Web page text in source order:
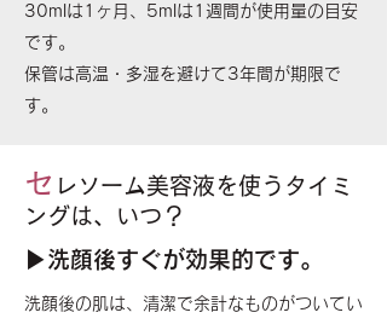
30mlは1ヶ月、5mlは1週間が使用量の目安
です。
保管は高温・多湿を避けて3年間が期限で
す。
セ レソーム美容液を使うタイミ
ングは、いつ？
▶洗顔後すぐが効果的です。
洗顔後の肌は、清潔で余計なものがついてい